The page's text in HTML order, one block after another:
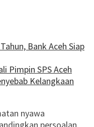
Bank Aceh Siap
Pimpin SPS Aceh
Kelangkaan
nyawa